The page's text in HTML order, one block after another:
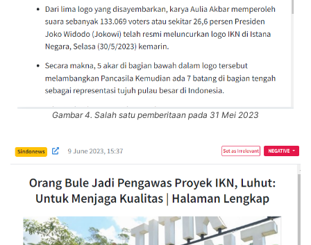
Gambar 4. Salah satu pemberitaan pada 31 Mei 2023